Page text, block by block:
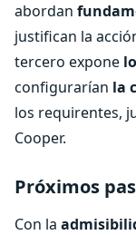
abordan
justifican la
tercero expone
configurarían la
los requirentes,
Cooper.
Próximos
Con la